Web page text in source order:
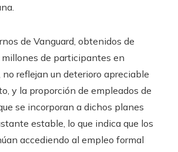
de Vanguard, obtenidos de
millones de participantes en
reflejan un deterioro apreciable
y la proporción de empleados de
se incorporan a dichos planes
estable, lo que indica que los
accediendo al empleo formal